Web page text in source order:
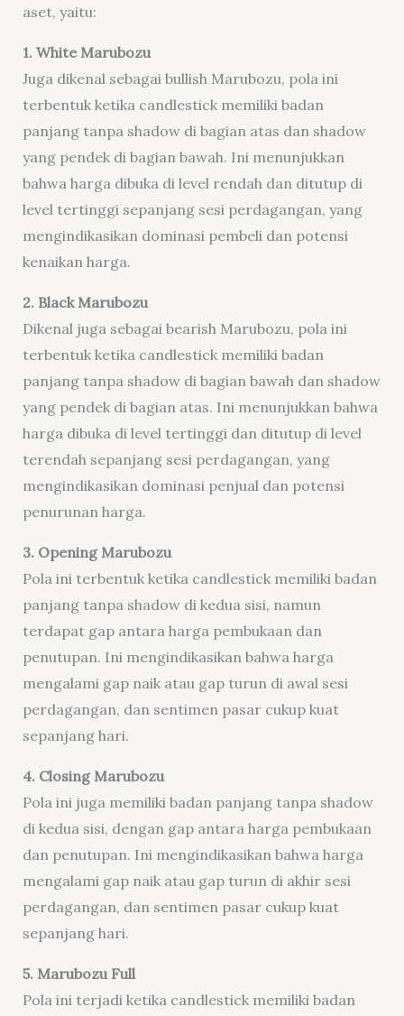
aset, yaitu:
1. White Marubozu
Juga dikenal sebagai bullish Marubozu, pola ini
terbentuk ketika candlestick memiliki badan
panjang tanpa shadow di bagian atas dan shadow
yang pendek di bagian bawah. Ini menunjukkan
bahwa harga dibuka di level rendah dan ditutup di
level tertinggi sepanjang sesi perdagangan, yang
mengindikasikan dominasi pembeli dan potensi
kenaikan harga.
2. Black Marubozu
Dikenal juga sebagai bearish Marubozu, pola ini
terbentuk ketika candlestick memiliki badan
panjang tanpa shadow di bagian bawah dan shadow
yang pendek di bagian atas. Ini menunjukkan bahwa
harga dibuka di level tertinggi dan ditutup di level
terendah sepanjang sesi perdagangan, yang
mengindikasikan dominasi penjual dan potensi
penurunan harga.
3. Opening Marubozu
Pola ini terbentuk ketika candlestick memiliki badan
panjang tanpa shadow di kedua sisi, namun
terdapat gap antara harga pembukaan dan
penutupan. Ini mengindikasikan bahwa harga
mengalami gap naik atau gap turun di awal sesi
perdagangan, dan sentimen pasar cukup kuat
sepanjang hari.
4. Closing Marubozu
Pola ini juga memiliki badan panjang tanpa shadow
di kedua sisi, dengan gap antara harga pembukaan
dan penutupan. Ini mengindikasikan bahwa harga
mengalami gap naik atau gap turun di akhir sesi
perdagangan, dan sentimen pasar cukup kuat
sepanjang hari.
5. Marubozu Full
Pola ini terjadi ketika candlestick memiliki badan